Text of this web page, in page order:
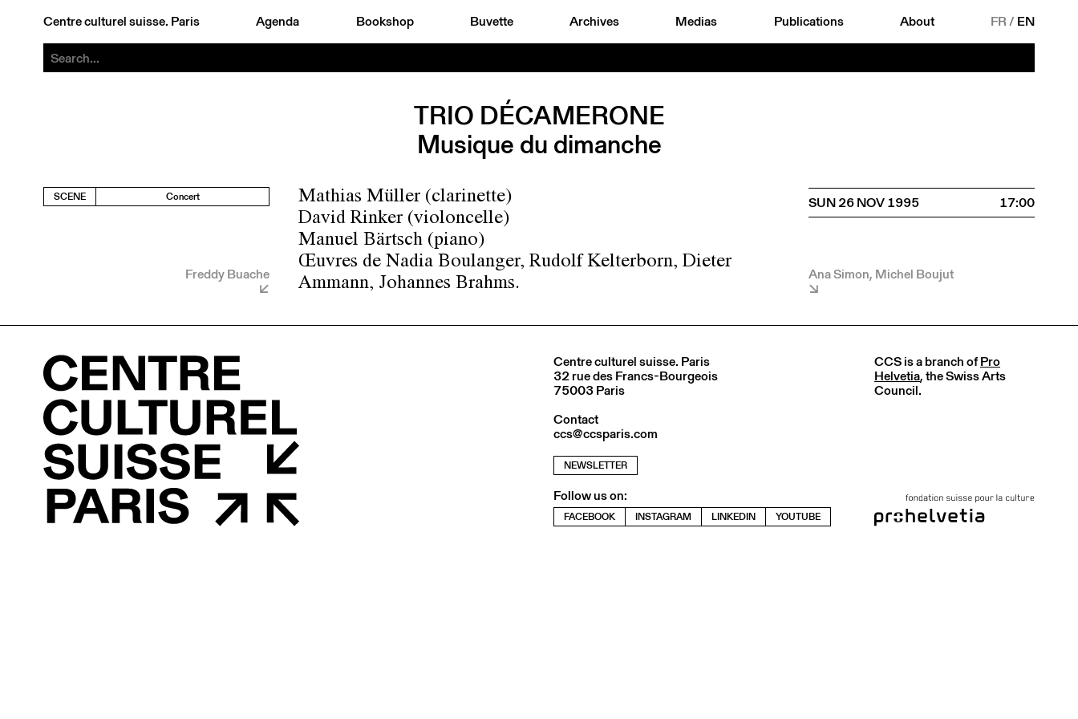
Centre culturel suisse. Paris Agenda Bookshop Buvette Archives Medias Publications About FR/ EN
TRIO DÉCAMERONE
Musique du dimanche
SCENE Concert
Freddy Buache
Mathias Müller (clarinette)
David Rinker (violoncelle)
Manuel Bärtsch (piano)
Œuvres de Nadia Boulanger, Rudolf Kelterborn, Dieter
Ammann, Johannes Brahms.
SUN 26 NOV 1995 17:00
Ana Simon, Michel Boujut
Centre culturel suisse. Paris
32 rue des Francs-Bourgeois
75003 Paris
Contact
ccs@ccsparis.com
NEWSLETTER
Follow us on:
FACEBOOK INSTAGRAM LINKEDIN YOUTUBE
CCS is a branch ofPro
Helvetia, the Swiss Arts
Council.